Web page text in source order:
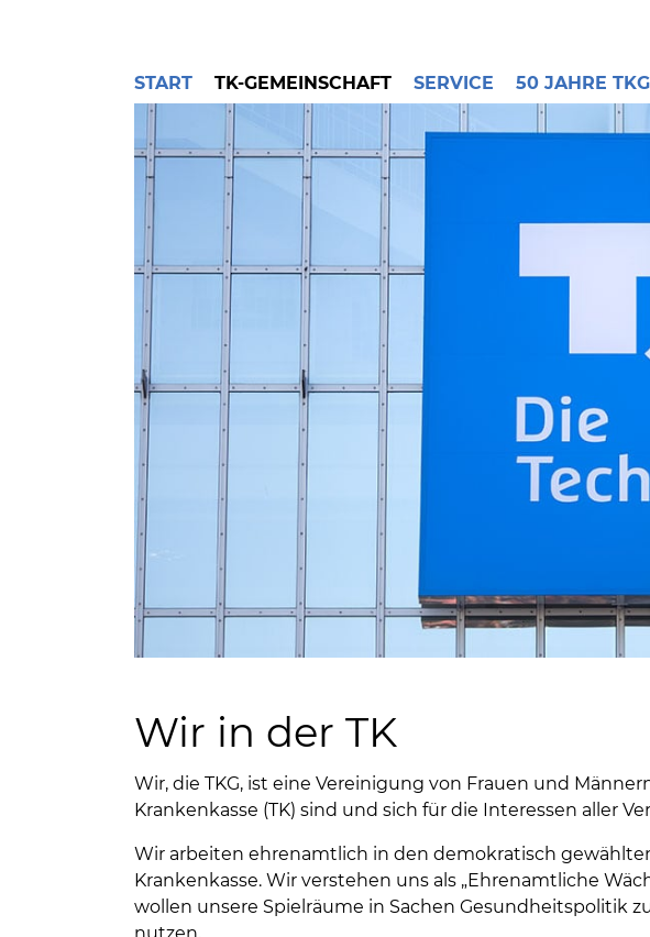
START TK-GEMEINSCHAFT SERVICE 50 JAHRE TKG
Wir in der TK
Wir, die TKG, ist eine Vereinigung von Frauen und
Krankenkasse (TK) sind und sich für die Interessen aller
Wir arbeiten ehrenamtlich in den demokratisch
Krankenkasse. Wir verstehen uns als „Ehrenamtliche
wollen unsere Spielräume in Sachen Gesundheitspolitik